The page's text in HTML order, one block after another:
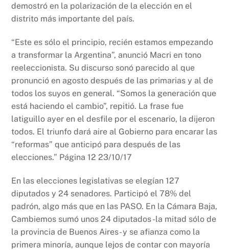
demostró en la polarización de la elección en el
distrito más importante del país.
“Este es sólo el principio, recién estamos empezando
a transformar la Argentina”, anunció Macri en tono
reeleccionista. Su discurso sonó parecido al que
pronunció en agosto después de las primarias y al de
todos los suyos en general. “Somos la generación que
está haciendo el cambio”, repitió. La frase fue
latiguillo ayer en el desfile por el escenario, la dijeron
todos. El triunfo dará aire al Gobierno para encarar las
“reformas” que anticipó para después de las
elecciones.” Página 12 23/10/17
En las elecciones legislativas se elegían 127
diputados y 24 senadores. Participó el 78% del
padrón, algo más que en las PASO. En la Cámara Baja,
Cambiemos sumó unos 24 diputados -la mitad sólo de
la provincia de Buenos Aires- y se afianza como la
primera minoría, aunque lejos de contar con mayoría